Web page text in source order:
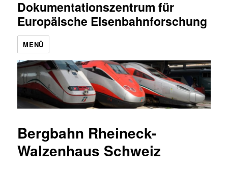
Dokumentationszentrum für
Europäische Eisenbahnforschung
MENÜ
Bergbahn Rheineck-
Walzenhaus Schweiz